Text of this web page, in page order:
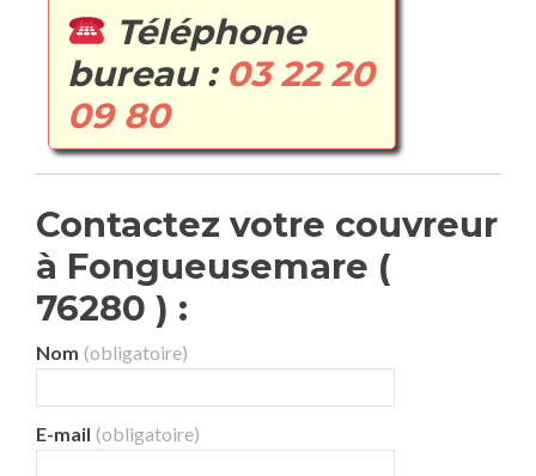
Téléphone
bureau : 03 22 20
09 80
Contactez votre couvreur
à Fongueusemare (
76280 ) :
Nom (obligatoire)
E-mail (obligatoire)